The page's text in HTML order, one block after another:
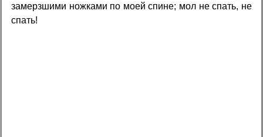
замерзшими ножками по моей спине; мол не спать, не
спать!